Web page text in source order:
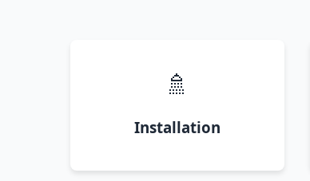
🚿
Installation